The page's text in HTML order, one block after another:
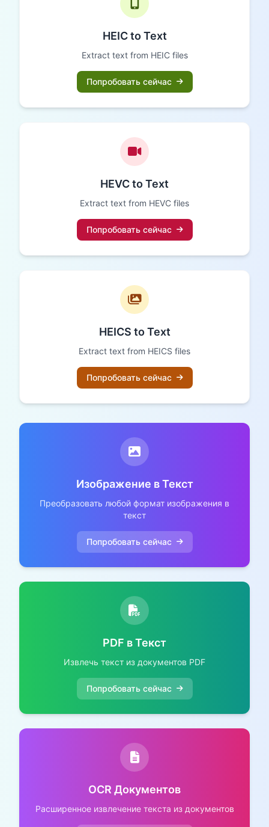
HEIC to Text
Extract text from HEIC files
Попробовать сейчас
HEVC to Text
Extract text from HEVC files
Попробовать сейчас
HEICS to Text
Extract text from HEICS files
Попробовать сейчас
Изображение в Текст
Преобразовать любой формат изображения в
текст
Попробовать сейчас
PDF в Текст
Извлечь текст из документов PDF
Попробовать сейчас
OCR Документов
Расширенное извлечение текста из документов